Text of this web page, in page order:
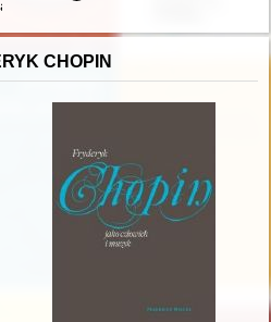
w XVIII stuleciu na przykładzie
CHOPIN